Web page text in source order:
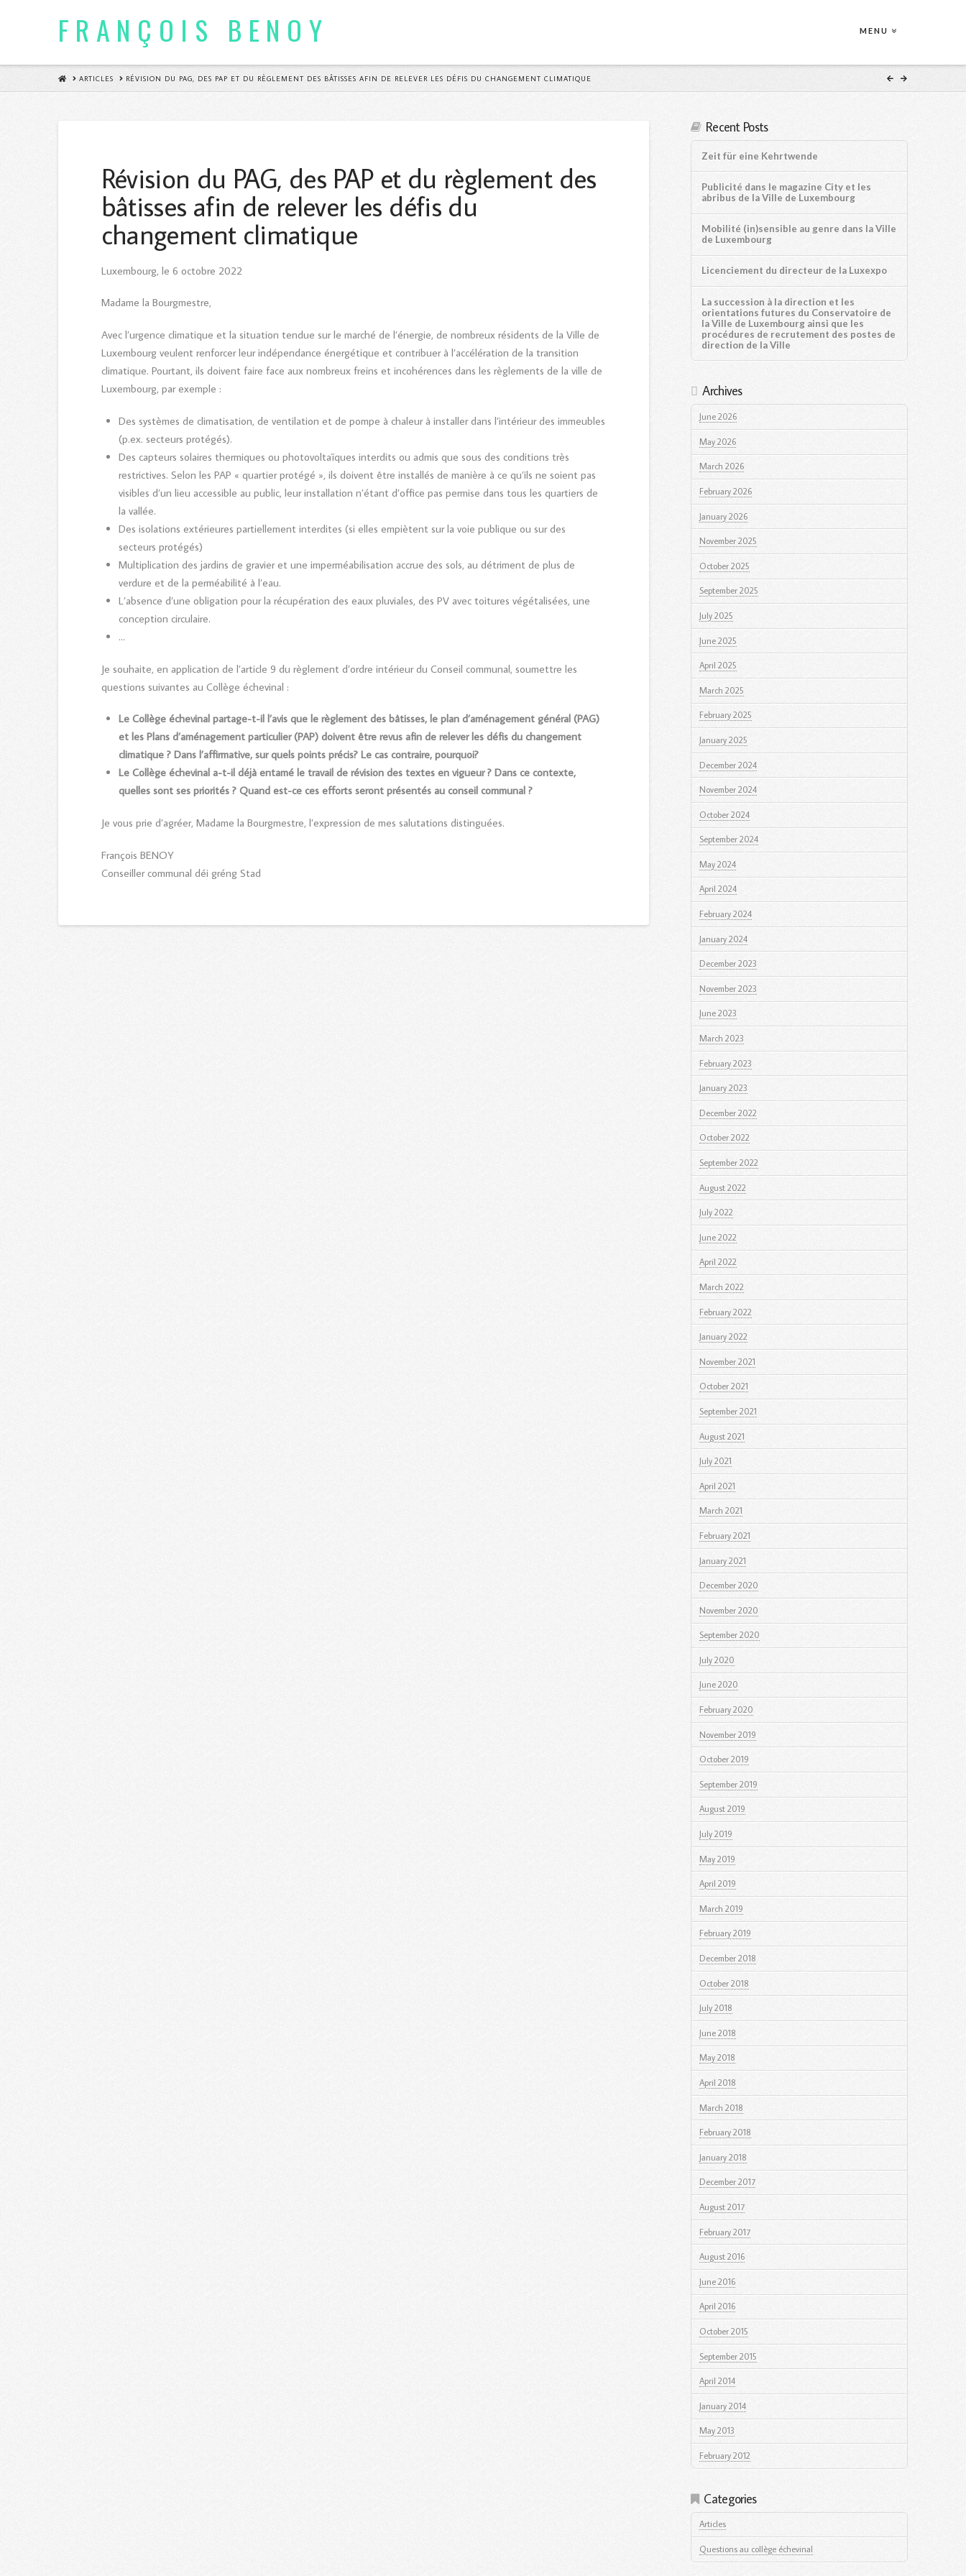
FRANÇOIS BENOY MENU
HOMEARTICLES RÉVISION DU PAG, DES PAP ET DU RÈGLEMENT DES BÂTISSES AFIN DE RELEVER LES DÉFIS DU CHANGEMENT CLIMATIQUE
Révision du PAG, des PAP et du règlement des
bâtisses afin de relever les défis du
changement climatique
Luxembourg, le 6 octobre 2022
Madame la Bourgmestre,
Avec l’urgence climatique et la situation tendue sur le marché de l’énergie, de nombreux résidents de la Ville de
Luxembourg veulent renforcer leur indépendance énergétique et contribuer à l’accélération de la transition
climatique. Pourtant, ils doivent faire face aux nombreux freins et incohérences dans les règlements de la ville de
Luxembourg, par exemple :
Des systèmes de climatisation, de ventilation et de pompe à chaleur à installer dans l’intérieur des immeubles
(p.ex. secteurs protégés).
Des capteurs solaires thermiques ou photovoltaïques interdits ou admis que sous des conditions très
restrictives. Selon les PAP « quartier protégé », ils doivent être installés de manière à ce qu’ils ne soient pas
visibles d’un lieu accessible au public, leur installation n’étant d’office pas permise dans tous les quartiers de
la vallée.
Des isolations extérieures partiellement interdites (si elles empiètent sur la voie publique ou sur des
secteurs protégés)
Multiplication des jardins de gravier et une imperméabilisation accrue des sols, au détriment de plus de
verdure et de la perméabilité à l’eau.
L’absence d’une obligation pour la récupération des eaux pluviales, des PV avec toitures végétalisées, une
conception circulaire.
…
Je souhaite, en application de l’article 9 du règlement d’ordre intérieur du Conseil communal, soumettre les
questions suivantes au Collège échevinal :
Le Collège échevinal partage-t-il l’avis que le règlement des bâtisses, le plan d’aménagement général (PAG)
et les Plans d’aménagement particulier (PAP) doivent être revus afin de relever les défis du changement
climatique ?Dans l’affirmative, sur quelspoints précis? Le cas contraire, pourquoi?
Le Collège échevinal a-t-il déjà entamé le travail de révision des textes en vigueur ?Dans ce contexte,
quelles sont ses priorités ?Quand est-ceces efforts seront présentés au conseil communal ?
Je vous prie d’agréer, Madame la Bourgmestre, l’expression de mes salutations distinguées.
François BENOY
Conseiller communal déi gréng Stad
Recent Posts
Zeit für eine Kehrtwende
Publicité dans le magazine City et les
abribus de la Ville de Luxembourg
Mobilité (in)sensible au genre dans la Ville
de Luxembourg
Licenciement du directeur de la Luxexpo
La succession à la direction et les
orientations futures du Conservatoire de
la Ville de Luxembourg ainsi que les
procédures de recrutement des postes de
direction de la Ville
Archives
June 2026
May 2026
March 2026
February 2026
January 2026
November 2025
October 2025
September 2025
July 2025
June 2025
April 2025
March 2025
February 2025
January 2025
December 2024
November 2024
October 2024
September 2024
May 2024
April 2024
February 2024
January 2024
December 2023
November 2023
June 2023
March 2023
February 2023
January 2023
December 2022
October 2022
September 2022
August 2022
July 2022
June 2022
April 2022
March 2022
February 2022
January 2022
November 2021
October 2021
September 2021
August 2021
July 2021
April 2021
March 2021
February 2021
January 2021
December 2020
November 2020
September 2020
July 2020
June 2020
February 2020
November 2019
October 2019
September 2019
August 2019
July 2019
May 2019
April 2019
March 2019
February 2019
December 2018
October 2018
July 2018
June 2018
May 2018
April 2018
March 2018
February 2018
January 2018
December 2017
August 2017
February 2017
August 2016
June 2016
April 2016
October 2015
September 2015
April 2014
January 2014
May 2013
February 2012
Categories
Articles
Questions au collège échevinal